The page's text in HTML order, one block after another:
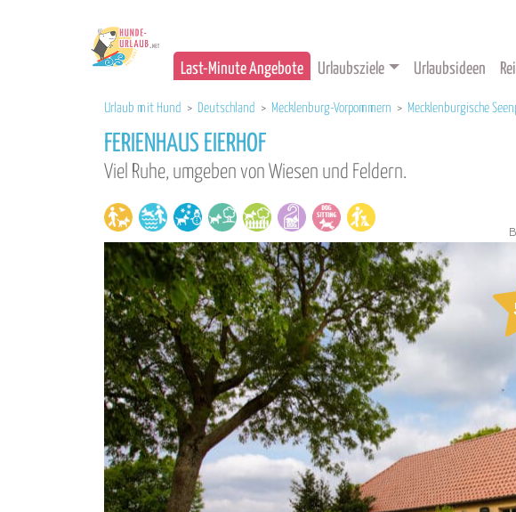
Last-Minute Angebote Urlaubsziele Urlaubsideen
Urlaub mit Hund > Deutschland > Mecklenburg-Vorpommern > Mecklenburgische
FERIENHAUS EIERHOF
Viel Ruhe, umgeben von Wiesen und Feldern.